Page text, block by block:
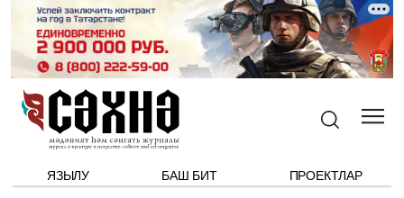
ЯЗЫЛУ БАШ БИТ ПРОЕКТЛАР